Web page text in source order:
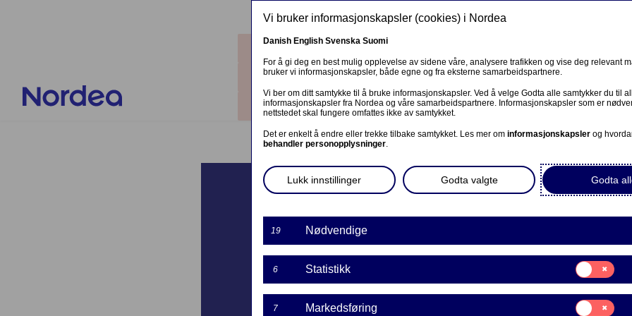
Kontakt oss
Logg inn
Om oss Investorer Nyheter & innsikt
Om oss
Et tonn med giverglede
Vi bruker informasjonskapsler (cookies) i Nordea
Danish English Svenska Suomi
For å gi deg en best mulig opplevelse av sidene våre, analysere trafikken og vise deg relevant
bruker vi informasjonskapsler, både egne og fra eksterne samarbeidspartnere.
Vi ber om ditt samtykke til å bruke informasjonskapsler. Ved å velge Godta alle samtykker du til
informasjonskapsler fra Nordea og våre samarbeidspartnere. Informasjonskapsler som er
nettstedet skal fungere omfattes ikke av samtykket.
Det er enkelt å endre eller trekke tilbake samtykket. Les mer om informasjonskapsler og
behandler personopplysninger.
Godta
Godta valgte
Lukk innstillinger
19 Nødvendige
6 Statistikk
Samtykke
til:
Statistikk
7 Markedsføring
Samtykke